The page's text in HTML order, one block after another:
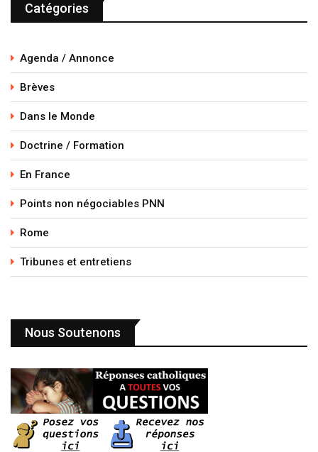
Catégories
Agenda / Annonce
Brèves
Dans le Monde
Doctrine / Formation
En France
Points non négociables PNN
Rome
Tribunes et entretiens
Nous Soutenons